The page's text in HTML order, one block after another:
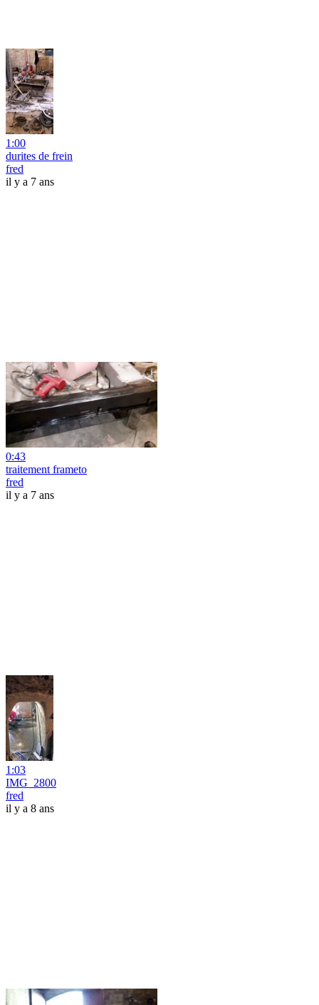
1:00
durites de frein
fred
il y a 7 ans
0:43
traitement frameto
fred
il y a 7 ans
1:03
IMG_2800
fred
il y a 8 ans